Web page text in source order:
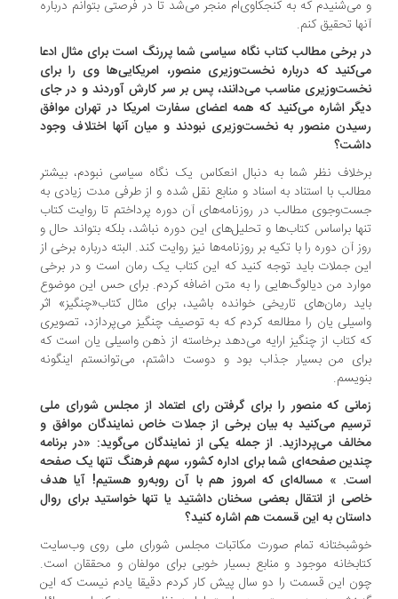
که به کنجکاوی‌ام منجر می‌شد تا در فرصتی بتوانم درباره
تحقیق کنم.
برخی مطالب کتاب نگاه سیاسی شما پررنگ است برای مثال ادعا
که درباره نخست‌وزیری منصور، امریکایی‌ها وی را برای
مناسب می‌دانند، پس بر سر کارش آوردند و در جای
اشاره می‌کنید که همه اعضای سفارت امریکا در تهران موافق
منصور به نخست‌وزیری نبودند و میان آنها اختلاف وجود
نظر شما به دنبال انعکاس یک نگاه سیاسی نبودم، بیشتر
با استناد به اسناد و منابع نقل شده و از طرفی مدت زیادی به
مطالب در روزنامه‌های آن دوره پرداختم تا روایت کتاب
براساس کتاب‌ها و تحلیل‌های این دوره نباشد، بلکه بتواند حال و
آن دوره را با تکیه بر روزنامه‌ها نیز روایت کند. البته درباره برخی از
جملات باید توجه کنید که این کتاب یک رمان است و در برخی
من دیالوگ‌هایی را به متن اضافه کردم. برای حس این موضوع
رمان‌های تاریخی خوانده باشید، برای مثال کتاب«چنگیز» اثر
یان را مطالعه کردم که به توصیف چنگیز می‌پردازد، تصویری
کتاب از چنگیز ارایه می‌دهد برخاسته از ذهن واسیلی یان است که
من بسیار جذاب بود و دوست داشتم، می‌توانستم اینگونه
که منصور را برای گرفتن رای اعتماد از مجلس شورای ملی
می‌کنید به بیان برخی از جملات خاص نمایندگان موافق و
می‌پردازید. از جمله یکی از نمایندگان می‌گوید: «در برنامه
صفحه‌ای شما برای اداره کشور، سهم فرهنگ تنها یک صفحه
» مساله‌ای که امروز هم با آن روبه‌رو هستیم! آیا هدف
از انتقال بعضی سخنان داشتید یا تنها خواستید برای روال
به این قسمت هم اشاره کنید؟
تمام صورت مکاتبات مجلس شورای ملی روی وب‌سایت
موجود و منابع بسیار خوبی برای مولفان و محققان است.
این قسمت را دو سال پیش کار کردم دقیقا یادم نیست که این